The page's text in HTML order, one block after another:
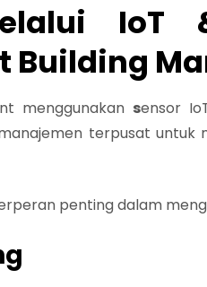
IoT
Building
menggunakan sensor
terpusat untuk
penting dalam